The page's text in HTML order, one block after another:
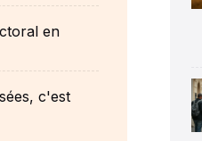
en
c'est